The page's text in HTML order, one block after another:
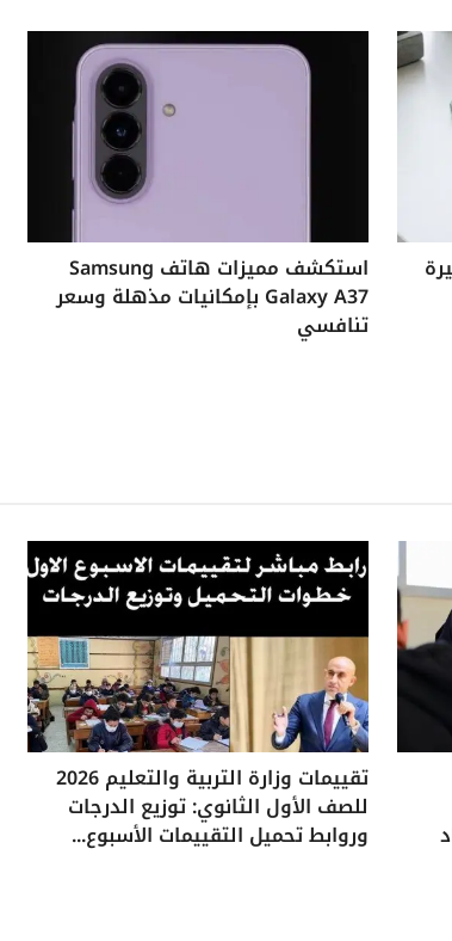
استكشف مميزات هاتف Samsung
Galaxy A37 بإمكانيات مذهلة وسعر
تنافسي
تقييمات وزارة التربية والتعليم 2026
للصف الأول الثانوي: توزيع الدرجات
وروابط تحميل التقييمات الأسبوع...